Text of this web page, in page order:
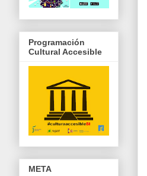
Programación
Cultural Accesible
META